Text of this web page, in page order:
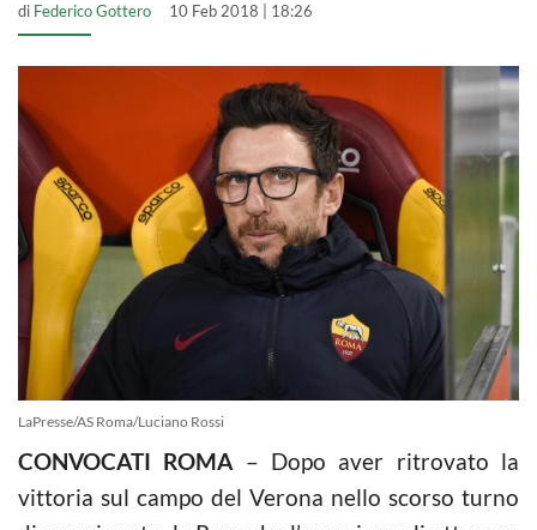
di Federico Gottero 10 Feb 2018 | 18:26
LaPresse/AS Roma/Luciano Rossi
CONVOCATI ROMA – Dopo aver ritrovato la
vittoria sul campo del Verona nello scorso turno